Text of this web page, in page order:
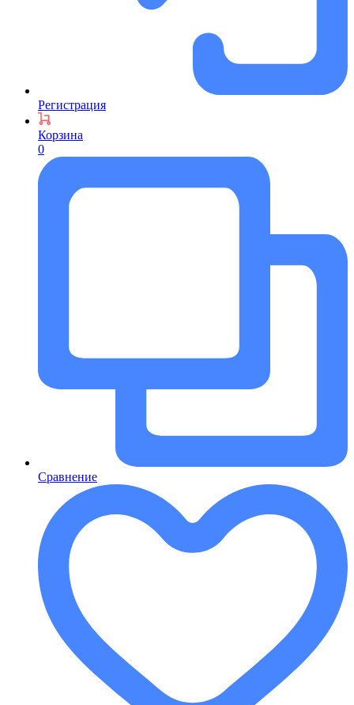
Регистрация
Корзина
0
Сравнение